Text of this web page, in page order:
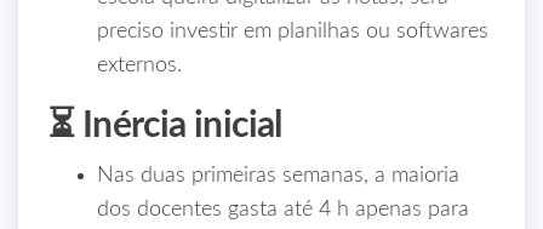
preciso investir em planilhas ou softwares
externos.
⏳ Inércia inicial
Nas duas primeiras semanas, a maioria
dos docentes gasta até 4 h apenas para